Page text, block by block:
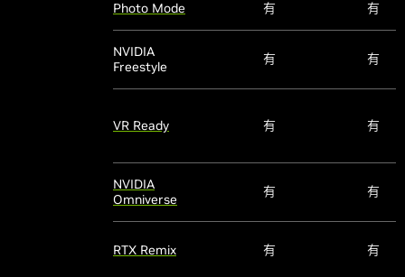
Photo Mode 有 有
NVIDIA
Freestyle
有 有
VR Ready 有 有
NVIDIA
Omniverse
有 有
RTX Remix 有 有